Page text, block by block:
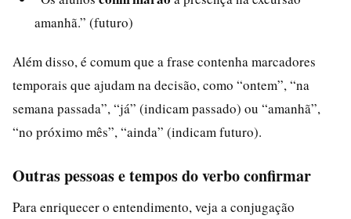
amanhã.” (futuro)
Além disso, é comum que a frase contenha marcadores
temporais que ajudam na decisão, como “ontem”, “na
semana passada”, “já” (indicam passado) ou “amanhã”,
“no próximo mês”, “ainda” (indicam futuro).
Outras pessoas e tempos do verbo confirmar
Para enriquecer o entendimento, veja a conjugação